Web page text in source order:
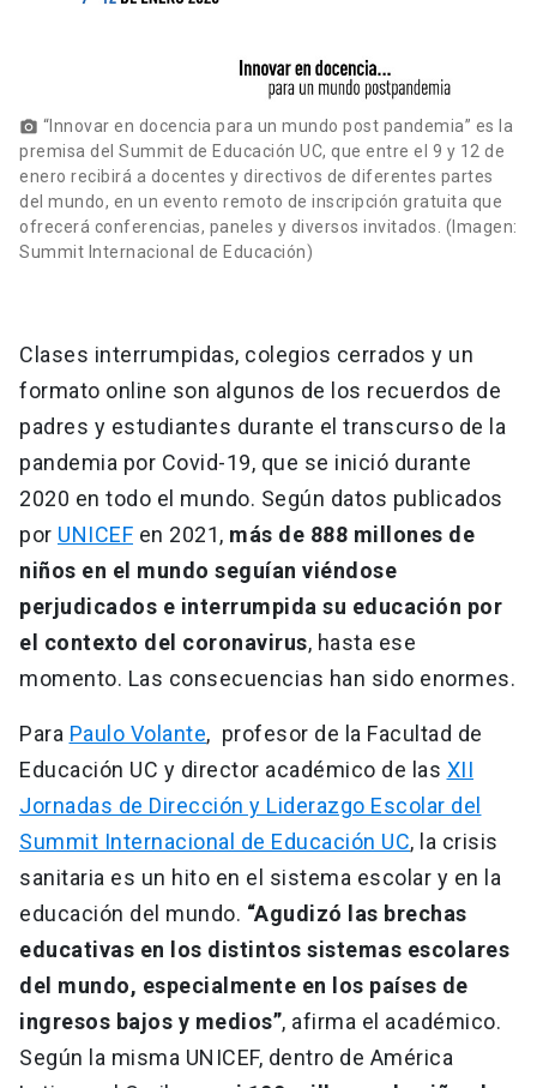
photo_camera “Innovar en docencia para un mundo post pandemia” es la
premisa del Summit de Educación UC, que entre el 9 y 12 de
enero recibirá a docentes y directivos de diferentes partes
del mundo, en un evento remoto de inscripción gratuita que
ofrecerá conferencias, paneles y diversos invitados. (Imagen:
Summit Internacional de Educación)
Clases interrumpidas, colegios cerrados y un
formato online son algunos de los recuerdos de
padres y estudiantes durante el transcurso de la
pandemia por Covid-19, que se inició durante
2020 en todo el mundo. Según datos publicados
por UNICEF en 2021, más de 888 millones de
niños en el mundo seguían viéndose
perjudicados e interrumpida su educación por
el contexto del coronavirus, hasta ese
momento. Las consecuencias han sido enormes.
Para Paulo Volante, profesor de la Facultad de
Educación UC y director académico de las XII
Jornadas de Dirección y Liderazgo Escolar del
Summit Internacional de Educación UC, la crisis
sanitaria es un hito en el sistema escolar y en la
educación del mundo. “Agudizó las brechas
educativas en los distintos sistemas escolares
del mundo, especialmente en los países de
ingresos bajos y medios”, afirma el académico.
Según la misma UNICEF, dentro de América